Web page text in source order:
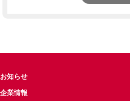
お知らせ
企業情報